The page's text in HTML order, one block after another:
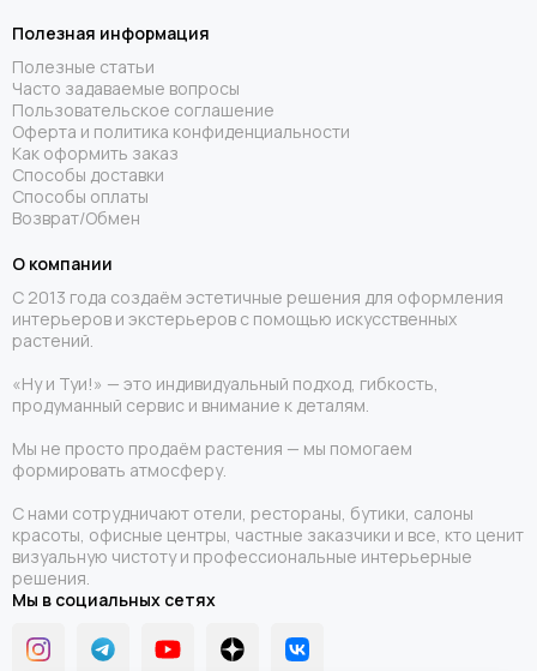
Полезная информация
Полезные статьи
Часто задаваемые вопросы
Пользовательское соглашение
Оферта и политика конфиденциальности
Как оформить заказ
Способы доставки
Способы оплаты
Возврат/Обмен
О компании
С 2013 года создаём эстетичные решения для оформления
интерьеров и экстерьеров с помощью искусственных
растений.
«Ну и Туи!» — это индивидуальный подход, гибкость,
продуманный сервис и внимание к деталям.
Мы не просто продаём растения — мы помогаем
формировать атмосферу.
С нами сотрудничают отели, рестораны, бутики, салоны
красоты, офисные центры, частные заказчики и все, кто ценит
визуальную чистоту и профессиональные интерьерные
решения.
Мы в социальных сетях